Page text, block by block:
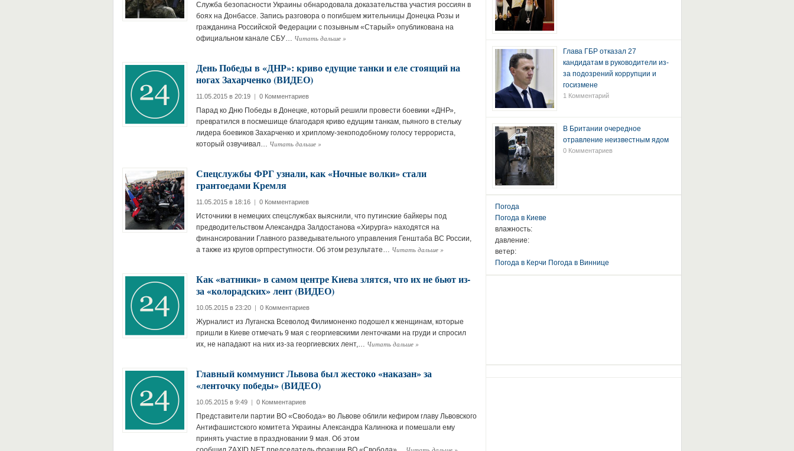
Служба безопасности Украины обнародовала доказательства участия россиян в
боях на Донбассе. Запись разговора о погибшем жительницы Донецка Розы и
гражданина Российской Федерации с позывным «Старый» опубликована на
официальном канале СБУ… Читать дальше »
День Победы в «ДНР»: криво едущие танки и еле стоящий на
ногах Захарченко (ВИДЕО)
11.05.2015 в 20:19 | 0 Комментариев
Парад ко Дню Победы в Донецке, который решили провести боевики «ДНР»,
превратился в посмешище благодаря криво едущим танкам, пьяного в стельку
лидера боевиков Захарченко и хриплому-зекоподобному голосу террориста,
который озвучивал… Читать дальше »
Спецслужбы ФРГ узнали, как «Ночные волки» стали
грантоедами Кремля
11.05.2015 в 18:16 | 0 Комментариев
Источники в немецких спецслужбах выяснили, что путинские байкеры под
предводительством Александра Залдостанова «Хирурга» находятся на
финансировании Главного разведывательного управления Генштаба ВС России,
а также из кругов оргпреступности. Об этом результате… Читать дальше »
Как «ватники» в самом центре Киева злятся, что их не бьют из-
за «колорадских» лент (ВИДЕО)
10.05.2015 в 23:20 | 0 Комментариев
Журналист из Луганска Всеволод Филимоненко подошел к женщинам, которые
пришли в Киеве отмечать 9 мая с георгиевскими ленточками на груди и спросил
их, не нападают на них из-за георгиевских лент,… Читать дальше »
Главный коммунист Львова был жестоко «наказан» за
«ленточку победы» (ВИДЕО)
10.05.2015 в 9:49 | 0 Комментариев
Представители партии ВО «Свобода» во Львове облили кефиром главу Львовского
Антифашистского комитета Украины Александра Калинюка и помешали ему
принять участие в праздновании 9 мая. Об этом
Глава ГБР отказал 27
кандидатам в руководители из-
за подозрений коррупции и
госизмене
1 Комментарий
В Британии очередное
отравление неизвестным ядом
0 Комментариев
Погода
Погода в Киеве
влажность:
давление:
ветер:
Погода в Керчи Погода в Виннице